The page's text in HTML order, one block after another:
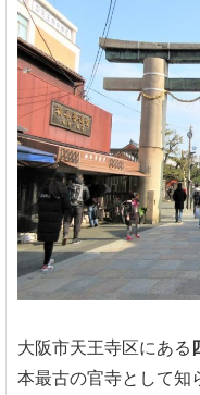
大阪市天王寺区にある
本最古の官寺として知